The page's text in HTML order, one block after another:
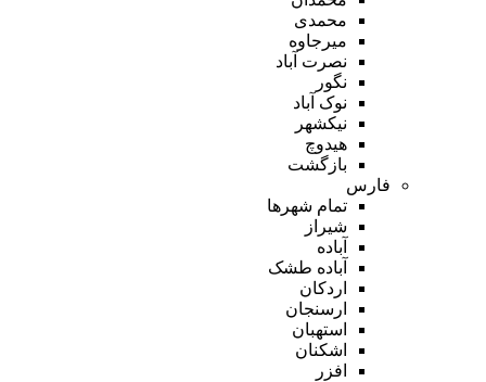
محمدی
میرجاوه
نصرت آباد
نگور
نوک آباد
نیکشهر
هیدوچ
بازگشت
فارس
تمام شهر‌ها
شیراز
آباده
آباده طشک
اردکان
ارسنجان
استهبان
اشکنان
افزر